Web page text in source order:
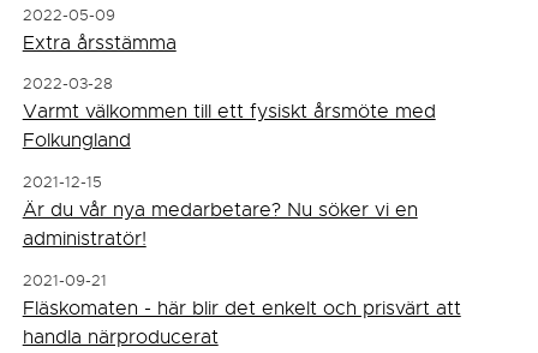
2022-05-09
Extra årsstämma
2022-03-28
Varmt välkommen till ett fysiskt årsmöte med
Folkungland
2021-12-15
Är du vår nya medarbetare? Nu söker vi en
administratör!
2021-09-21
Fläskomaten - här blir det enkelt och prisvärt att
handla närproducerat